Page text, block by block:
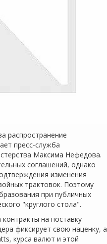
распространение
пресс-служба
Максима Нефедова.
соглашений, однако
изменения
трактовок. Поэтому
при публичных
"круглого стола".
на поставку
фиксирует свою наценку, а
курса валют и этой